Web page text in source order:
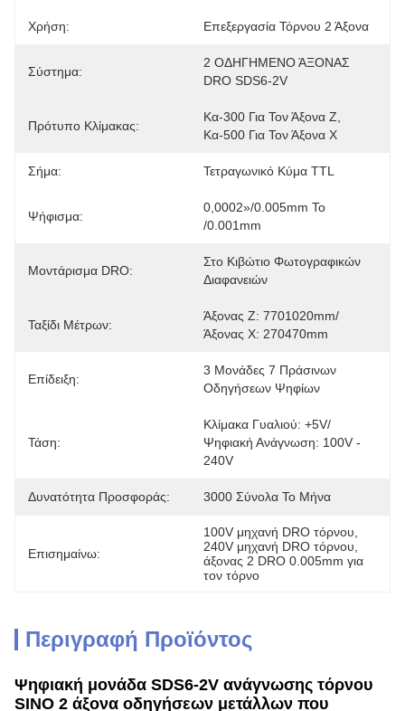
Χρήση: Επεξεργασία Τόρνου 2 Άξονα
Σύστημα:
2 ΟΔΗΓΗΜΕΝΟ ΆΞΟΝΑΣ
DRO SDS6-2V
Πρότυπο Κλίμακας:
Κα-300 Για Τον Άξονα Ζ,
Κα-500 Για Τον Άξονα Χ
Σήμα: Τετραγωνικό Κύμα TTL
Ψήφισμα:
0,0002»/0.005mm Το
/0.001mm
Μοντάρισμα DRO:
Στο Κιβώτιο Φωτογραφικών
Διαφανειών
Ταξίδι Μέτρων:
Άξονας Ζ: 7701020mm/
Άξονας Χ: 270470mm
Επίδειξη:
3 Μονάδες 7 Πράσινων
Οδηγήσεων Ψηφίων
Τάση:
Κλίμακα Γυαλιού: +5V/
Ψηφιακή Ανάγνωση: 100V -
240V
Δυνατότητα Προσφοράς: 3000 Σύνολα Το Μήνα
Επισημαίνω:
100V μηχανή DRO τόρνου
240V μηχανή DRO τόρνου
άξονας 2 DRO 0.005mm για
τον τόρνο
Περιγραφή Προϊόντος
Ψηφιακή μονάδα SDS6-2V ανάγνωσης τόρνου
SINO 2 άξονα οδηγήσεων μετάλλων που